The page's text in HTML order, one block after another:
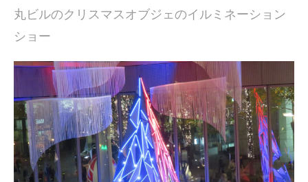
丸ビルのクリスマスオブジェのイルミネーション
ショー